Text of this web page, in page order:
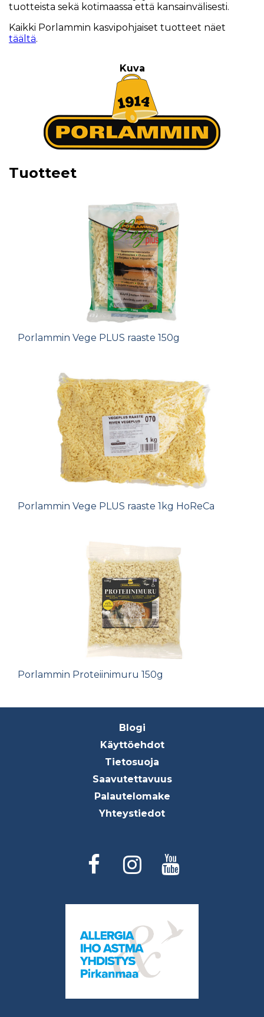
tuotteista sekä kotimaassa että kansainvälisesti.
Kaikki Porlammin kasvipohjaiset tuotteet näet
täältä.
Kuva
Tuotteet
Porlammin Vege PLUS raaste 150g
Porlammin Vege PLUS raaste 1kg HoReCa
Porlammin Proteiinimuru 150g
Blogi
Käyttöehdot
Tietosuoja
Saavutettavuus
Palautelomake
Yhteystiedot